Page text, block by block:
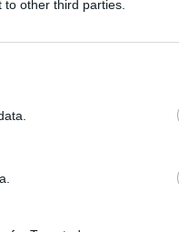
other third parties.
į Eigulių
iš Briedžių tako“, –